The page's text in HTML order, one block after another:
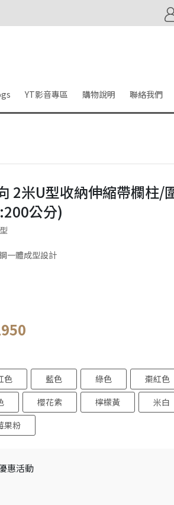
YT影音專區 購物說明 聯絡我們
2米U型收納伸縮帶欄柱/
公分)
一體成型設計
色 藍色 綠色 棗紅色
櫻花紫 檸檬黃
米白
果粉
惠活動